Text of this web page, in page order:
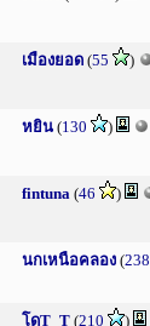
เมืองยอด (55 )
หยิน (130 )
fintuna (46 )
นกเหนือคลอง (238
โดT_T (210 )